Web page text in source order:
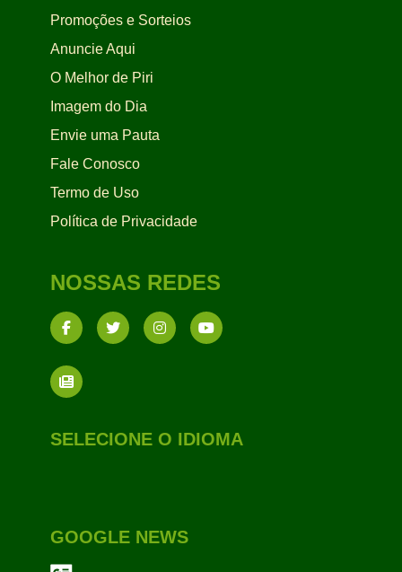
Promoções e Sorteios
Anuncie Aqui
O Melhor de Piri
Imagem do Dia
Envie uma Pauta
Fale Conosco
Termo de Uso
Política de Privacidade
NOSSAS REDES
SELECIONE O IDIOMA
GOOGLE NEWS